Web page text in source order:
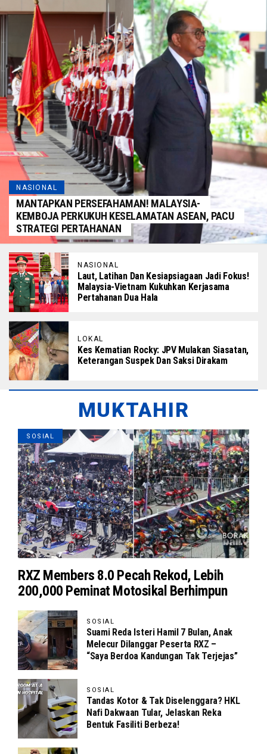
NASIONAL
MANTAPKAN PERSEFAHAMAN! MALAYSIA-
KEMBOJA PERKUKUH KESELAMATAN ASEAN, PACU
STRATEGI PERTAHANAN
NASIONAL
Laut, Latihan Dan Kesiapsiagaan Jadi Fokus!
Malaysia-Vietnam Kukuhkan Kerjasama
Pertahanan Dua Hala
LOKAL
Kes Kematian Rocky: JPV Mulakan Siasatan,
Keterangan Suspek Dan Saksi Dirakam
MUKTAHIR
SOSIAL
RXZ Members 8.0 Pecah Rekod, Lebih
200,000 Peminat Motosikal Berhimpun
SOSIAL
Suami Reda Isteri Hamil 7 Bulan, Anak
Melecur Dilanggar Peserta RXZ –
“Saya Berdoa Kandungan Tak Terjejas”
SOSIAL
Tandas Kotor & Tak Diselenggara? HKL
Nafi Dakwaan Tular, Jelaskan Reka
Bentuk Fasiliti Berbeza!